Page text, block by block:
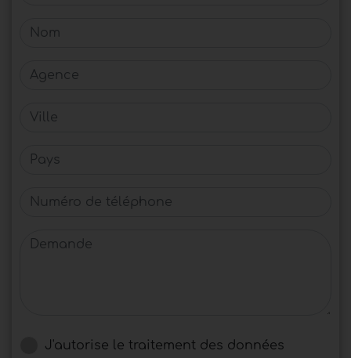
Nom
Agence
Ville
Pays
Numéro de téléphone
Demande
J'autorise le traitement des données